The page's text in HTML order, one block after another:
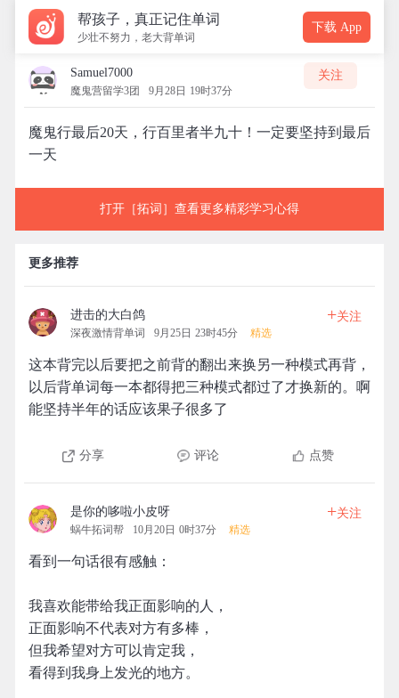
帮孩子，真正记住单词
少壮不努力，老大背单词
下载 App
Samuel7000
魔鬼营留学3团 9月28日 19时37分
关注
魔鬼行最后20天，行百里者半九十！一定要坚持到最后
一天
打开［拓词］查看更多精彩学习心得
更多推荐
进击的大白鸽
深夜激情背单词 9月25日 23时45分 精选
+关注
这本背完以后要把之前背的翻出来换另一种模式再背，
以后背单词每一本都得把三种模式都过了才换新的。啊
能坚持半年的话应该果子很多了
分享 评论 点赞
是你的哆啦小皮呀
蜗牛拓词帮 10月20日 0时37分 精选
+关注
看到一句话很有感触：
我喜欢能带给我正面影响的人，
正面影响不代表对方有多棒，
但我希望对方可以肯定我，
看得到我身上发光的地方。